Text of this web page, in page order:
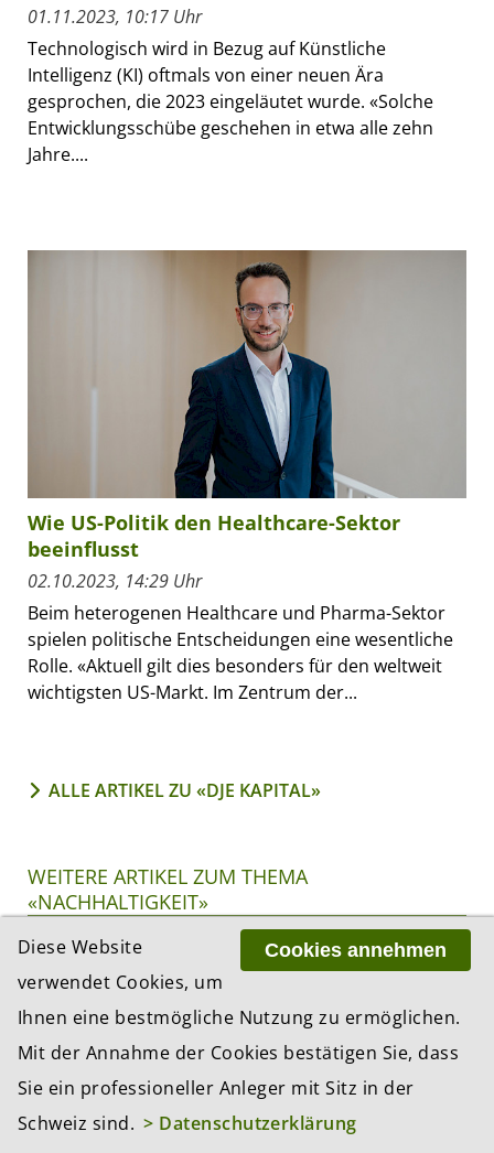
01.11.2023, 10:17 Uhr
Technologisch wird in Bezug auf Künstliche
Intelligenz (KI) oftmals von einer neuen Ära
gesprochen, die 2023 eingeläutet wurde. «Solche
Entwicklungsschübe geschehen in etwa alle zehn
Jahre....
Wie US-Politik den Healthcare-Sektor
beeinflusst
02.10.2023, 14:29 Uhr
Beim heterogenen Healthcare und Pharma-Sektor
spielen politische Entscheidungen eine wesentliche
Rolle. «Aktuell gilt dies besonders für den weltweit
wichtigsten US-Markt. Im Zentrum der...
ALLE ARTIKEL ZU «DJE KAPITAL»
WEITERE ARTIKEL ZUM THEMA
«NACHHALTIGKEIT»
Cookies annehmen
Diese Website
verwendet Cookies, um
Ihnen eine bestmögliche Nutzung zu ermöglichen.
Mit der Annahme der Cookies bestätigen Sie, dass
Sie ein professioneller Anleger mit Sitz in der
Schweiz sind. > Datenschutzerklärung